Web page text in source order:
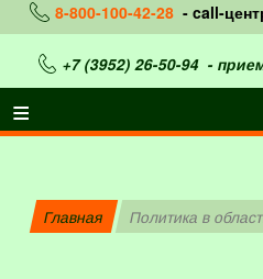
8-800-100-42-28 - call-
+7 (3952) 26-50-94-
Главная Политика в